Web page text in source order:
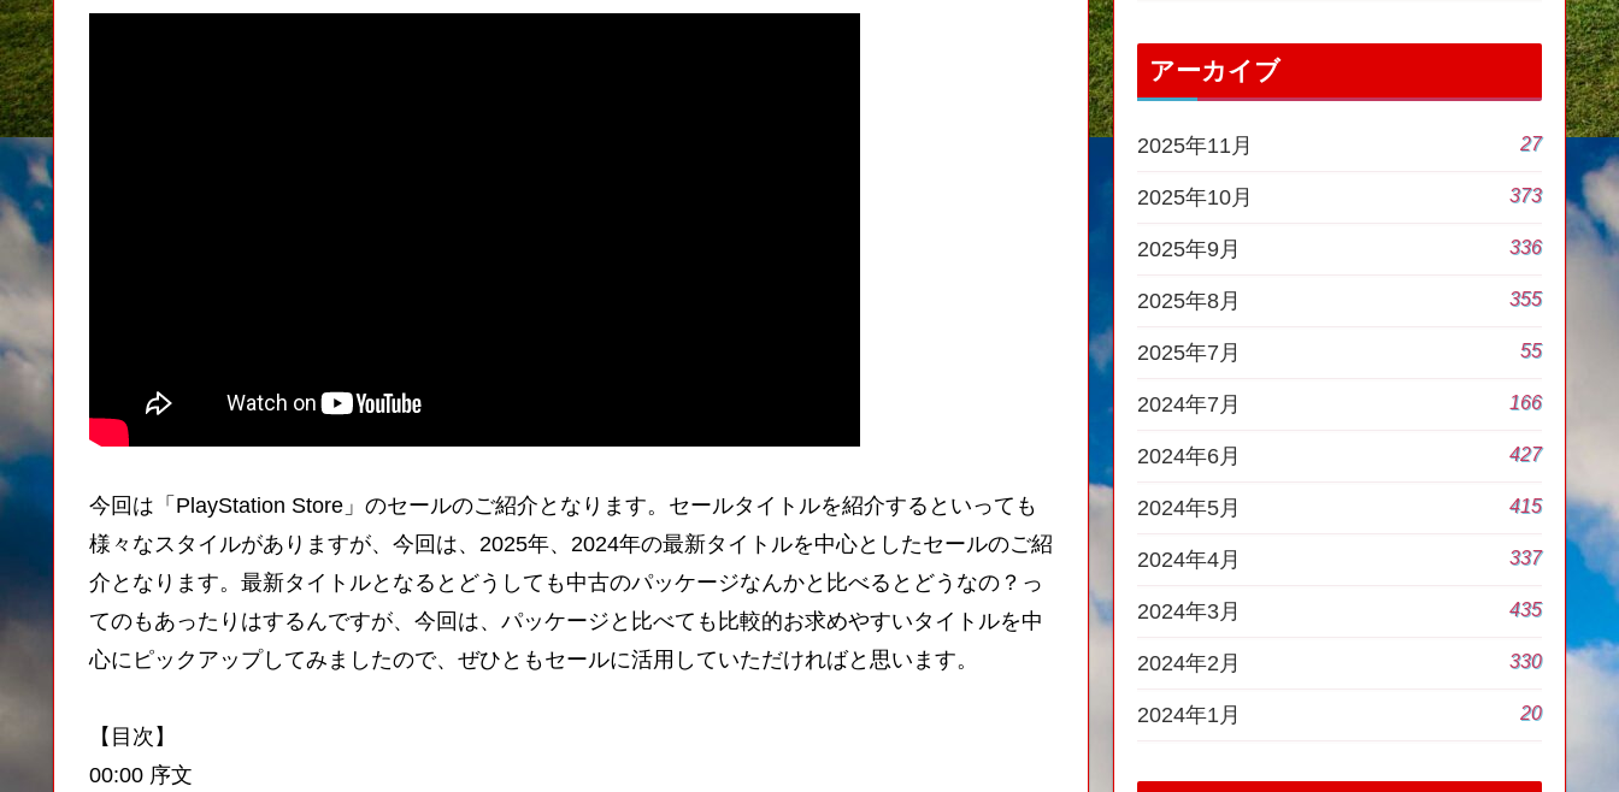
今回は「PlayStation Store」のセールのご紹介となります。セールタイトルを紹介するといっても
様々なスタイルがありますが、今回は、2025年、2024年の最新タイトルを中心としたセールのご紹
介となります。最新タイトルとなるとどうしても中古のパッケージなんかと比べるとどうなの？っ
てのもあったりはするんですが、今回は、パッケージと比べても比較的お求めやすいタイトルを中
心にピックアップしてみましたので、ぜひともセールに活用していただければと思います。
【目次】
00:00 序文
アーカイブ
2025年11月 27
2025年10月 373
2025年9月 336
2025年8月 355
2025年7月 55
2024年7月 166
2024年6月 427
2024年5月 415
2024年4月 337
2024年3月 435
2024年2月 330
2024年1月 20